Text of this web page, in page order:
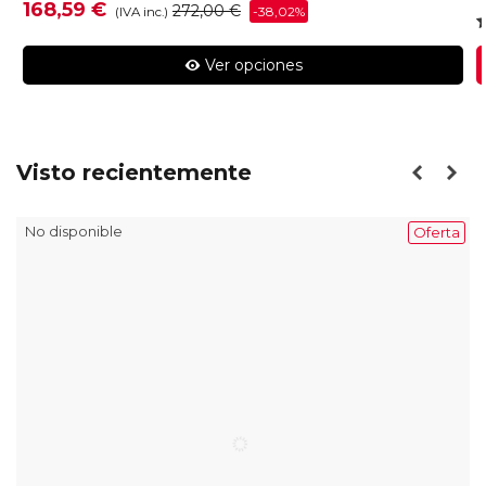
168,59 € (IVA inc.) 272,00 € -38,02%
Ver opciones
Visto recientemente
Oferta
No disponible